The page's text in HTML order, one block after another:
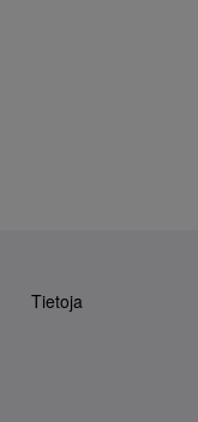
Tietoja